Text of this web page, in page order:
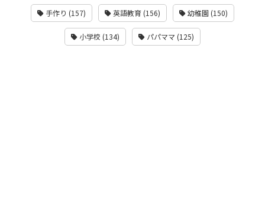
手作り (157) 英語教育 (156) 幼稚園 (150)
小学校 (134) パパママ (125)